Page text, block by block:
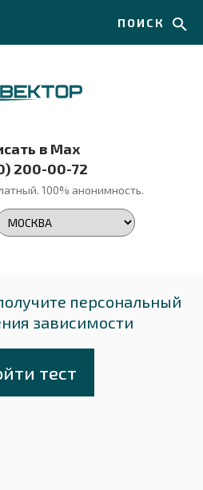
ПОИСК
в Max
200-00-72
100% анонимность.
персональный
зависимости
тест